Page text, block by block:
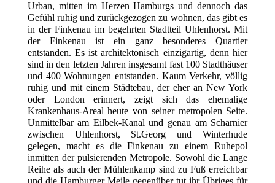
Urban, mitten im Herzen Hamburgs und dennoch das
Gefühl ruhig und zurückgezogen zu wohnen, das gibt es
in der Finkenau im begehrten Stadtteil Uhlenhorst. Mit
der Finkenau ist ein ganz besonderes Quartier
entstanden. Es ist architektonisch einzigartig, denn hier
sind in den letzten Jahren insgesamt fast 100 Stadthäuser
und 400 Wohnungen entstanden. Kaum Verkehr, völlig
ruhig und mit einem Städtebau, der eher an New York
oder London erinnert, zeigt sich das ehemalige
Krankenhaus-Areal heute von seiner metropolen Seite.
Unmittelbar am Eilbek-Kanal und genau am Scharnier
zwischen Uhlenhorst, St.Georg und Winterhude
gelegen, macht es die Finkenau zu einem Ruhepol
inmitten der pulsierenden Metropole. Sowohl die Lange
Reihe als auch der Mühlenkamp sind zu Fuß erreichbar